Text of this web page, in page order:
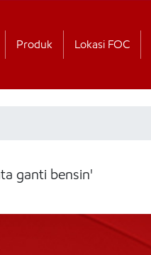
Produk Lokasi FOC
ganti bensin'